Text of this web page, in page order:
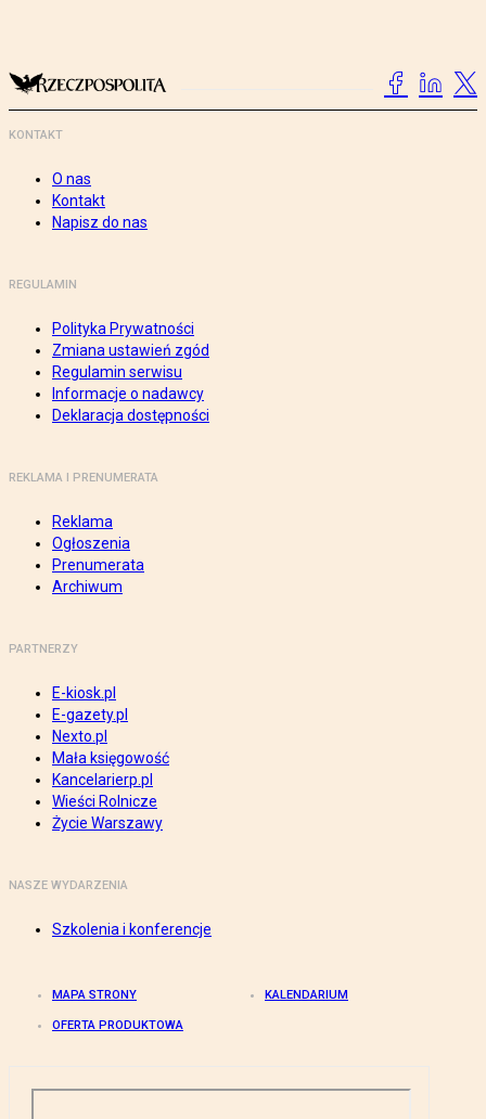
KONTAKT
O nas
Kontakt
Napisz do nas
REGULAMIN
Polityka Prywatności
Zmiana ustawień zgód
Regulamin serwisu
Informacje o nadawcy
Deklaracja dostępności
REKLAMA I PRENUMERATA
Reklama
Ogłoszenia
Prenumerata
Archiwum
PARTNERZY
E-kiosk.pl
E-gazety.pl
Nexto.pl
Mała księgowość
Kancelarierp.pl
Wieści Rolnicze
Życie Warszawy
NASZE WYDARZENIA
Szkolenia i konferencje
MAPA STRONY KALENDARIUM
OFERTA PRODUKTOWA